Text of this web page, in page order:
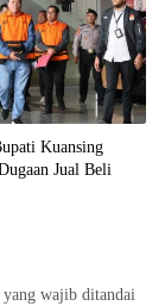
Kuansing
Jual Beli
yang wajib ditandai